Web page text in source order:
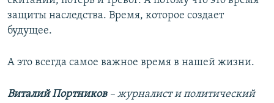
защиты наследства. Время, которое создает
будущее.
А это всегда самое важное время в нашей жизни.
Виталий Портников– журналист и политический